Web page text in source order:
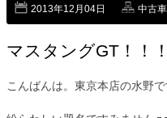
2013年12月04日 中古
マスタングGT！！
こんばんは。東京本店の水野